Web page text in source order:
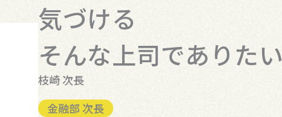
気づける
そんな上司でありたい
枝崎 次長
金融部 次長